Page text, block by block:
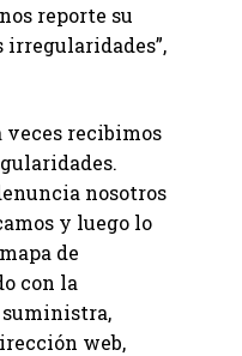
reporte su
irregularidades”,
veces recibimos
nosotros
y luego lo
de
con la
suministra,
web,